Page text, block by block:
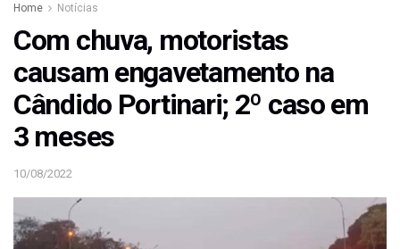
Home Notícias
Com chuva, motoristas
causam engavetamento na
Cândido Portinari; 2º caso em
3 meses
10/08/2022